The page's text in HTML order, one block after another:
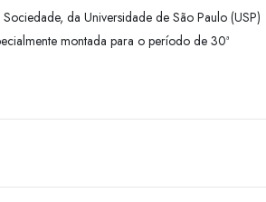
da Universidade de São Paulo (USP)
montada para o período de 30ª